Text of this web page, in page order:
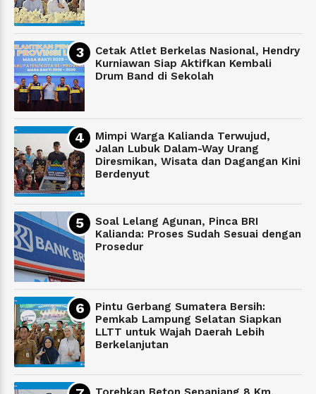
Cetak Atlet Berkelas Nasional, Hendry
Kurniawan Siap Aktifkan Kembali
Drum Band di Sekolah
Mimpi Warga Kalianda Terwujud,
Jalan Lubuk Dalam-Way Urang
Diresmikan, Wisata dan Dagangan Kini
Berdenyut
Soal Lelang Agunan, Pinca BRI
Kalianda: Proses Sudah Sesuai dengan
Prosedur
Pintu Gerbang Sumatera Bersih:
Pemkab Lampung Selatan Siapkan
LLTT untuk Wajah Daerah Lebih
Berkelanjutan